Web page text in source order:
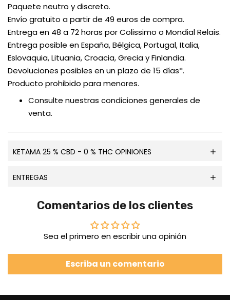
Paquete neutro y discreto.
Envío gratuito a partir de 49 euros de compra.
Entrega en 48 a 72 horas por Colissimo o Mondial Relais.
Entrega posible en España, Bélgica, Portugal, Italia,
Eslovaquia, Lituania, Croacia, Grecia y Finlandia.
Devoluciones posibles en un plazo de 15 días*.
Producto prohibido para menores.
Consulte nuestras condiciones generales de
venta.
KETAMA 25 % CBD - 0 % THC OPINIONES
ENTREGAS
Comentarios de los clientes
Sea el primero en escribir una opinión
Escriba un comentario